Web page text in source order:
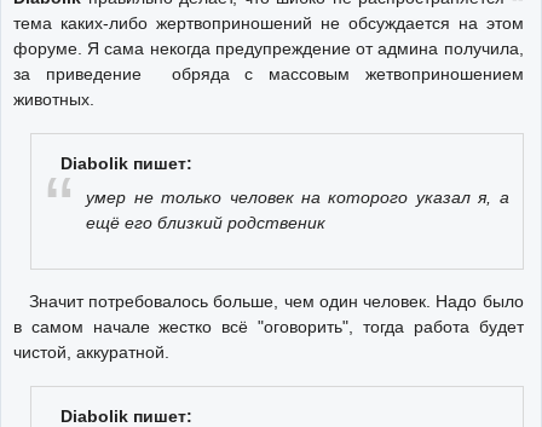
тема каких-либо жертвоприношений не обсуждается на этом
форуме. Я сама некогда предупреждение от админа получила,
за приведение обряда с массовым жетвоприношением
животных.
Diabolik пишет:
умер не только человек на которого указал я, а
ещё его близкий родственик
Значит потребовалось больше, чем один человек. Надо было
в самом начале жестко всё "оговорить", тогда работа будет
чистой, аккуратной.
Diabolik пишет: